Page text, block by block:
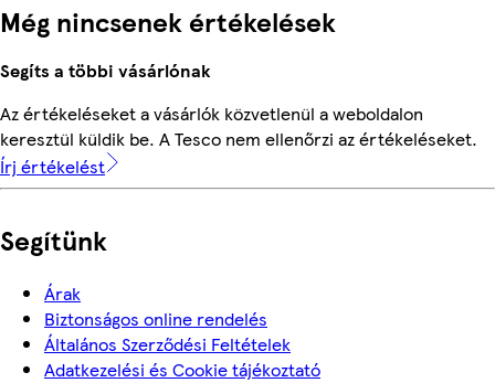
Még nincsenek értékelések
Segíts a többi vásárlónak
Az értékeléseket a vásárlók közvetlenül a weboldalon
keresztül küldik be. A Tesco nem ellenőrzi az értékeléseket.
Írj értékelést
Segítünk
Árak
Biztonságos online rendelés
Általános Szerződési Feltételek
Adatkezelési és Cookie tájékoztató